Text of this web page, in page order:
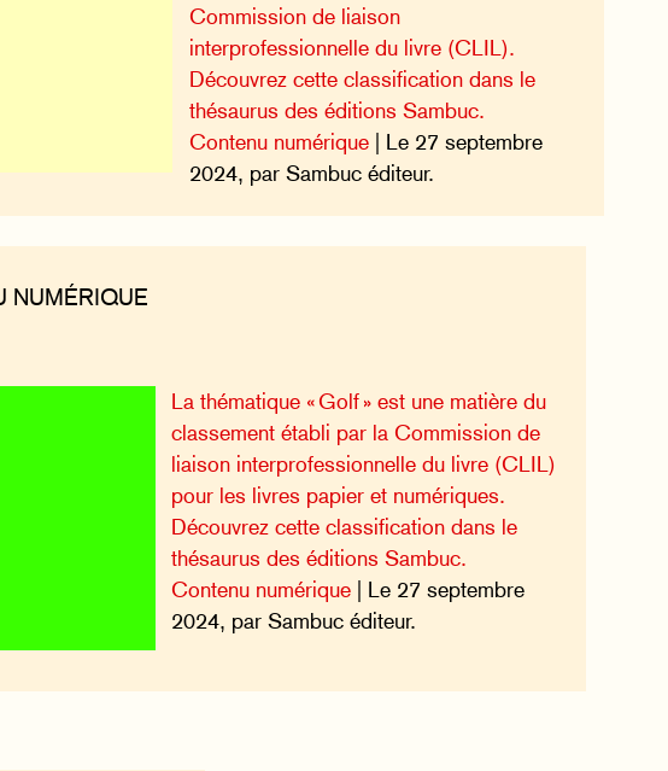
Commission de liaison
interprofessionnelle du livre (CLIL).
Découvrez cette classification dans le
thésaurus des éditions Sambuc.
Contenu numérique| Le 27 septembre
2024, par Sambuc éditeur.
NUMÉRIQUE
La thématique « Golf » est une matière du
classement établi par la Commission de
liaison interprofessionnelle du livre (CLIL)
pour les livres papier et numériques.
Découvrez cette classification dans le
thésaurus des éditions Sambuc.
Contenu numérique | Le 27 septembre
2024, par Sambuc éditeur.